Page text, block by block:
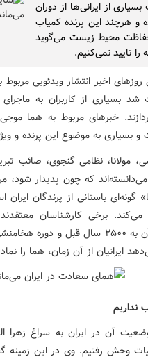
از ایرانی‌ها از دوران
و هرچند این پرنده کمیاب
محیط زیست می‌گوید
تایید نمی‌کنیم.
اخیر انتشار ویدئویی
شد بسیاری از کاربران به
خبرهای مربوط به هما
و بسیاری به موضوع این پرنده و
مولانا، نظامی گنجوی، صائب
که چون پدیدار شود،
گونه‌ای باستانی از پرندگان
برخی کارشناسان
جمشید که معماری آن به ۲۵۰۰ سال
ایرانیان از آن زمان، هما را
نداریم
آن در ایران به سراغ زهرا
وحش رفتیم. وی در این زمینه